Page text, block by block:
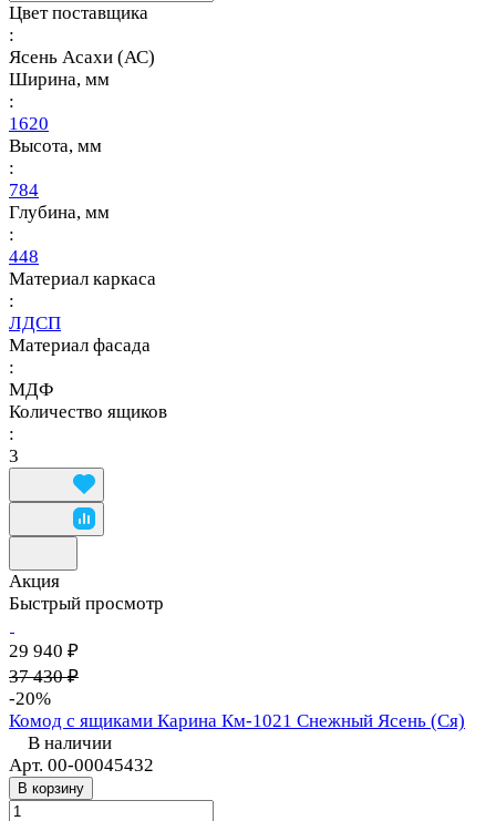
Цвет поставщика
:
Ясень Асахи (АС)
Ширина, мм
:
1620
Высота, мм
:
784
Глубина, мм
:
448
Материал каркаса
:
ЛДСП
Материал фасада
:
МДФ
Количество ящиков
:
3
Акция
Быстрый просмотр
29 940 ₽
37 430 ₽
-20%
Комод с ящиками Карина Км-1021 Снежный Ясень (Ся)
В наличии
Арт. 00-00045432
В корзину